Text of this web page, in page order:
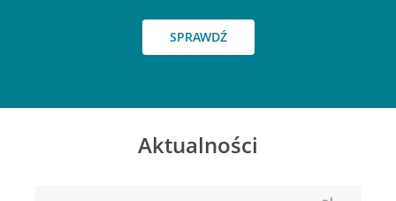
SPRAWDŹ
Aktualności